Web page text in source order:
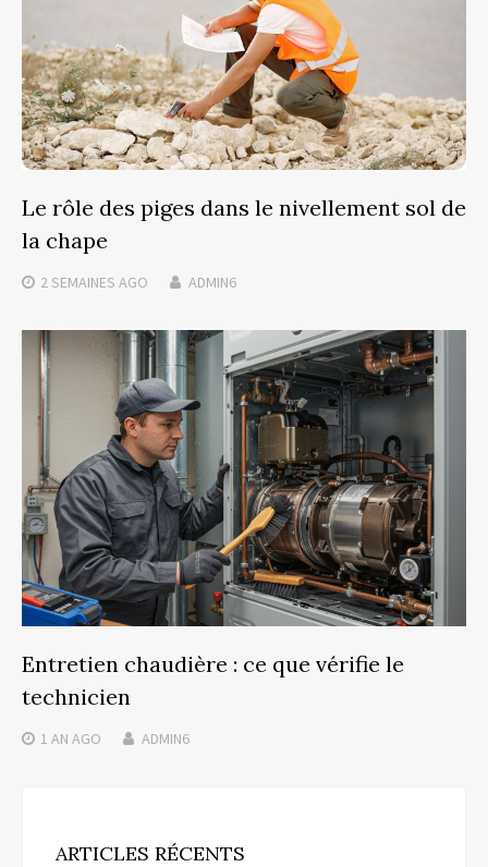
Le rôle des piges dans le nivellement sol de
la chape
2 SEMAINES AGO ADMIN6
Entretien chaudière : ce que vérifie le
technicien
1 AN AGO ADMIN6
ARTICLES RÉCENTS